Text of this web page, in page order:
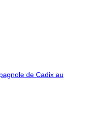
de Cadix au